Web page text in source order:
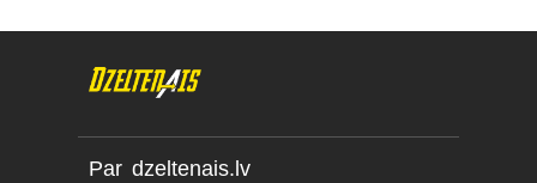
Par dzeltenais.lv